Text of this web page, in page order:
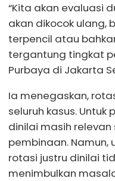
“Kita akan evaluasi
akan dikocok ulang,
terpencil atau
tergantung tingkat
Purbaya di Jakarta
Ia menegaskan,
seluruh kasus.
dinilai masih
pembinaan.
rotasi justru dinilai
menimbulkan